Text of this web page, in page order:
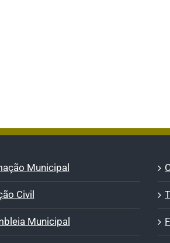
Municipal
Civil
Municipal